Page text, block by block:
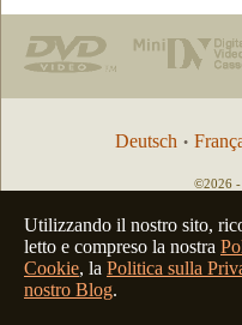
Utilizzando il nostro sito,
letto e compreso la nostra
Cookie, la Politica sulla
nostro Blog.
Deutsch •
©2026 -